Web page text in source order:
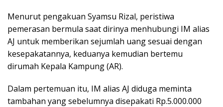
Menurut pengakuan Syamsu Rizal, peristiwa
pemerasan bermula saat dirinya menhubungi IM alias
AJ untuk memberikan sejumlah uang sesuai dengan
kesepakatannya, keduanya kemudian bertemu
dirumah Kepala Kampung (AR).
Dalam pertemuan itu, IM alias AJ diduga meminta
tambahan yang sebelumnya disepakati Rp.5.000.000